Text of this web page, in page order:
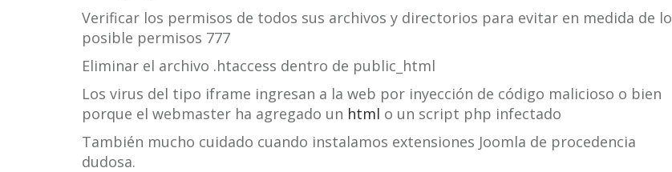
Verificar los permisos de todos sus archivos y directorios para evitar en medida de lo
posible permisos 777
Eliminar el archivo .htaccess dentro de public_html
Los virus del tipo iframe ingresan a la web por inyección de código malicioso o bien
porque el webmaster ha agregado un html o un script php infectado
También mucho cuidado cuando instalamos extensiones Joomla de procedencia
dudosa.